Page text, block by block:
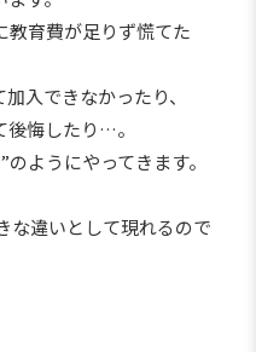
教育費が足りず慌てた
入できなかったり、
後悔したり…。
ようにやってきます。
な違いとして現れるので